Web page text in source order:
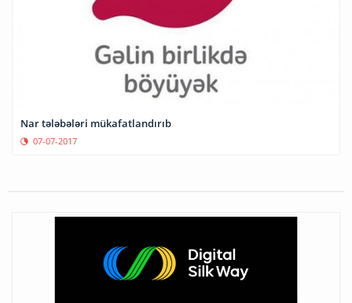
Nar tələbələri mükafatlandırıb
07-07-2017